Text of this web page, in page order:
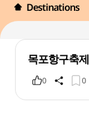
Destinations
목포항구축제
0 0